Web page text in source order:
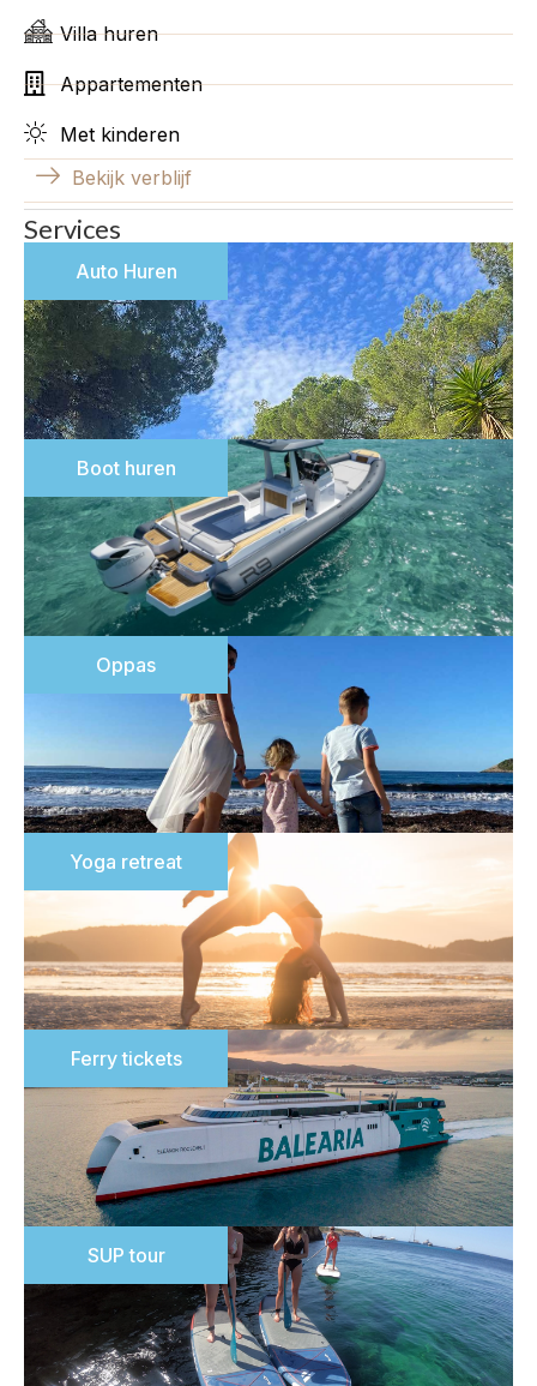
Villa huren
Appartementen
Met kinderen
Bekijk verblijf
Services
Auto Huren
Boot huren
Oppas
Yoga retreat
Ferry tickets
SUP tour